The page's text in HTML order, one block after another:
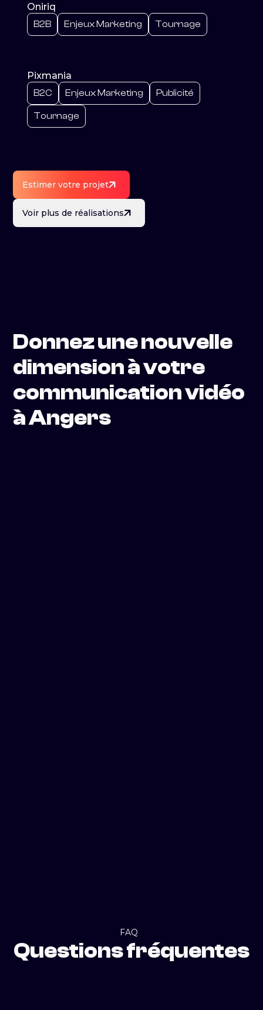
Oniriq
B2B Enjeux Marketing Tournage
Pixmania
B2C Enjeux Marketing Publicité
Tournage
Estimer votre projet
Voir plus de réalisations
Donnez une nouvelle
dimension à votre
communication vidéo
à Angers
FAQ
Questions fréquentes